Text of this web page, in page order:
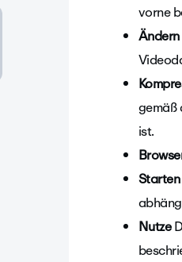
vorne
gemäß
ist.
Nutze